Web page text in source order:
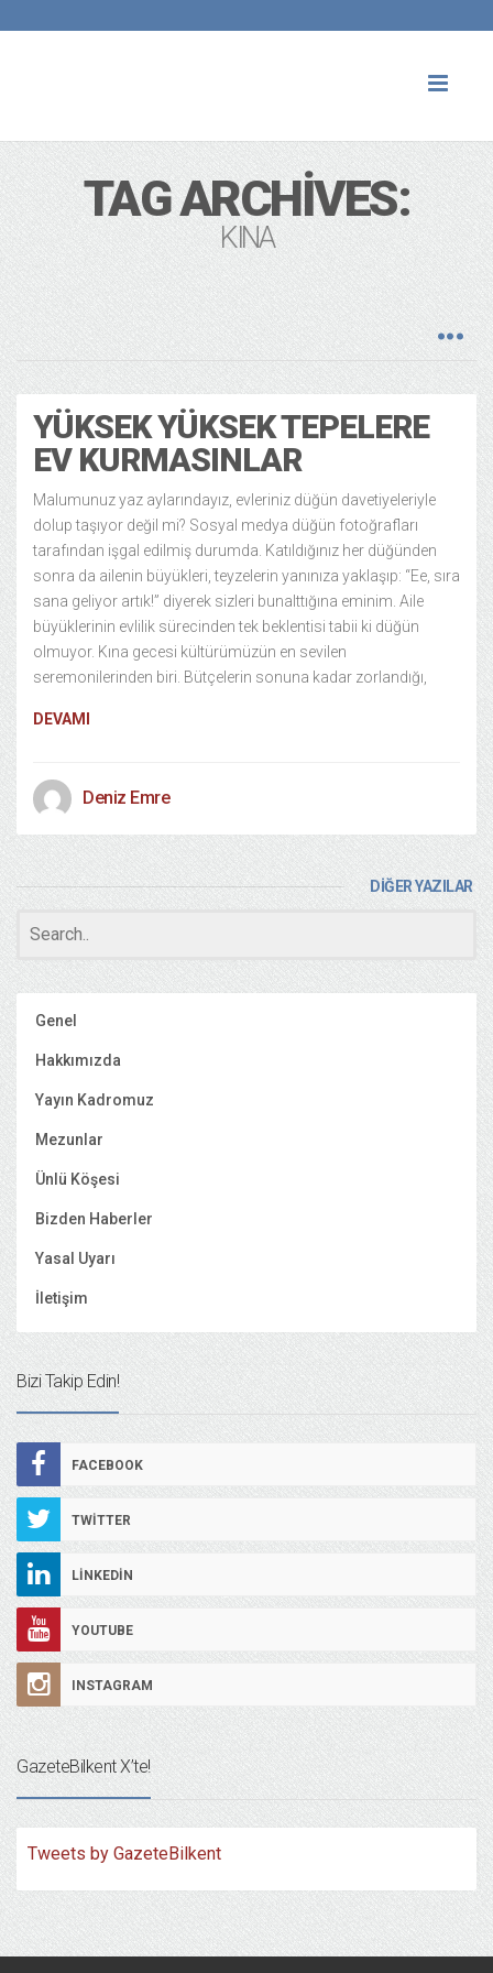
TAG ARCHIVES:
KINA
YÜKSEK YÜKSEK TEPELERE
EV KURMASINLAR
Malumunuz yaz aylarındayız, evleriniz düğün davetiyeleriyle
dolup taşıyor değil mi? Sosyal medya düğün fotoğrafları
tarafından işgal edilmiş durumda. Katıldığınız her düğünden
sonra da ailenin büyükleri, teyzelerin yanınıza yaklaşıp: “Ee, sıra
sana geliyor artık!” diyerek sizleri bunalttığına eminim. Aile
büyüklerinin evlilik sürecinden tek beklentisi tabii ki düğün
olmuyor. Kına gecesi kültürümüzün en sevilen
seremonilerinden biri. Bütçelerin sonuna kadar zorlandığı,
DEVAMI
Deniz Emre
DİĞER YAZILAR
Genel
Hakkımızda
Yayın Kadromuz
Mezunlar
Ünlü Köşesi
Bizden Haberler
Yasal Uyarı
İletişim
Bizi Takip Edin!
FACEBOOK
TWITTER
LINKEDIN
YOUTUBE
INSTAGRAM
GazeteBilkent X’te!
Tweets by GazeteBilkent